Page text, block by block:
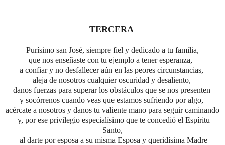
TERCERA
Purísimo san José, siempre fiel y dedicado a tu familia,
que nos enseñaste con tu ejemplo a tener esperanza,
a confiar y no desfallecer aún en las peores circunstancias,
aleja de nosotros cualquier oscuridad y desaliento,
danos fuerzas para superar los obstáculos que se nos presenten
y socórrenos cuando veas que estamos sufriendo por algo,
acércate a nosotros y danos tu valiente mano para seguir caminando
y, por ese privilegio especialísimo que te concedió el Espíritu
Santo,
al darte por esposa a su misma Esposa y queridísima Madre